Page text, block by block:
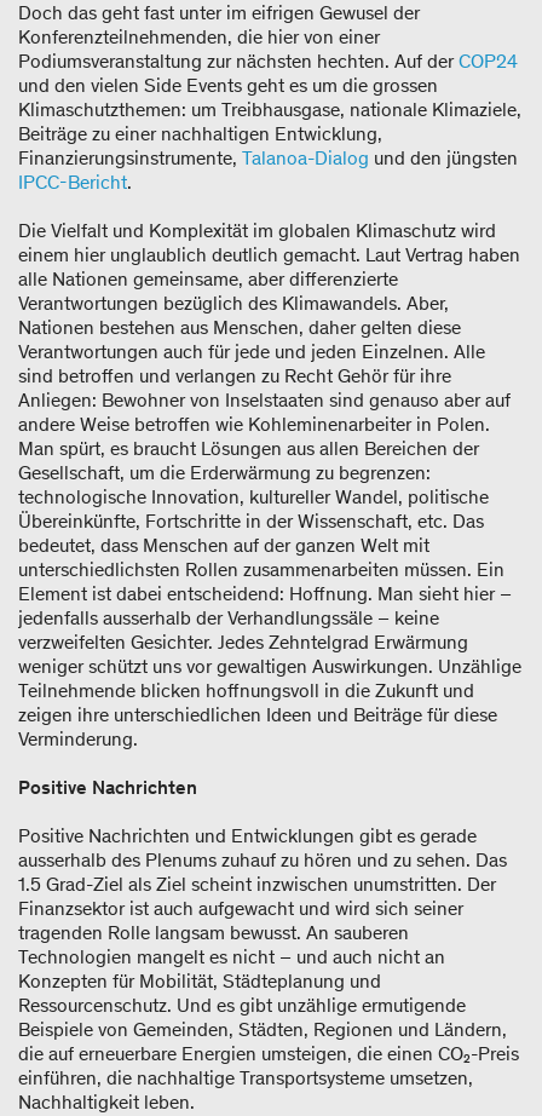
Doch das geht fast unter im eifrigen Gewusel der
Konferenzteilnehmenden, die hier von einer
Podiumsveranstaltung zur nächsten hechten. Auf derCOP24
und den vielen Side Events geht es um die grossen
Klimaschutzthemen: um Treibhausgase, nationale Klimaziele,
Beiträge zu einer nachhaltigen Entwicklung,
Finanzierungsinstrumente, Talanoa-Dialog und den jüngsten
IPCC-Bericht.
Die Vielfalt und Komplexität im globalen Klimaschutz wird
einem hier unglaublich deutlich gemacht. Laut Vertrag haben
alle Nationen gemeinsame, aber differenzierte
Verantwortungen bezüglich des Klimawandels. Aber,
Nationen bestehen aus Menschen, daher gelten diese
Verantwortungen auch für jede und jeden Einzelnen. Alle
sind betroffen und verlangen zu Recht Gehör für ihre
Anliegen: Bewohner von Inselstaaten sind genauso aber auf
andere Weise betroffen wie Kohleminenarbeiter in Polen.
Man spürt, es braucht Lösungen aus allen Bereichen der
Gesellschaft, um die Erderwärmung zu begrenzen:
technologische Innovation, kultureller Wandel, politische
Übereinkünfte, Fortschritte in der Wissenschaft, etc. Das
bedeutet, dass Menschen auf der ganzen Welt mit
unterschiedlichsten Rollen zusammenarbeiten müssen. Ein
Element ist dabei entscheidend: Hoffnung. Man sieht hier –
jedenfalls ausserhalb der Verhandlungssäle – keine
verzweifelten Gesichter. Jedes Zehntelgrad Erwärmung
weniger schützt uns vor gewaltigen Auswirkungen. Unzählige
Teilnehmende blicken hoffnungsvoll in die Zukunft und
zeigen ihre unterschiedlichen Ideen und Beiträge für diese
Verminderung.
Positive Nachrichten
Positive Nachrichten und Entwicklungen gibt es gerade
ausserhalb des Plenums zuhauf zu hören und zu sehen. Das
1.5 Grad-Ziel als Ziel scheint inzwischen unumstritten. Der
Finanzsektor ist auch aufgewacht und wird sich seiner
tragenden Rolle langsam bewusst. An sauberen
Technologien mangelt es nicht – und auch nicht an
Konzepten für Mobilität, Städteplanung und
Ressourcenschutz. Und es gibt unzählige ermutigende
Beispiele von Gemeinden, Städten, Regionen und Ländern,
die auf erneuerbare Energien umsteigen, die einen CO₂-Preis
einführen, die nachhaltige Transportsysteme umsetzen,
Nachhaltigkeit leben.